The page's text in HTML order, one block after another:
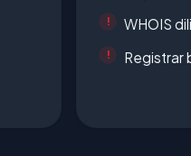
WHOIS
Registrar